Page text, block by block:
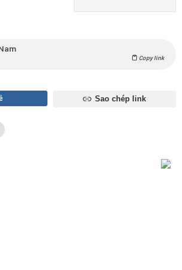
Copy link
Sao chép link